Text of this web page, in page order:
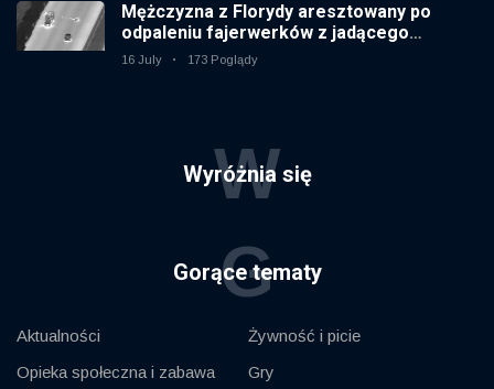
Mężczyzna z Florydy aresztowany po
odpaleniu fajerwerków z jadącego
samochodu
16 July 173 Poglądy
Wyróżnia się
W
Gorące tematy
G
Aktualności
Opieka społeczna i zabawa
Żywność i picie
Gry